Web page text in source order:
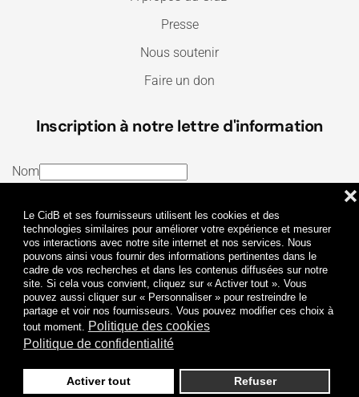
Le CidB et ses fournisseurs utilisent les cookies et des
technologies similaires pour améliorer votre expérience et mesurer
vos interactions avec notre site internet et nos services. Nous
pouvons ainsi vous fournir des informations pertinentes dans le
cadre de vos recherches et dans les contenus diffusées sur notre
site. Si cela vous convient, cliquez sur « Activer tout ». Vous
pouvez aussi cliquer sur « Personnaliser » pour restreindre le
partage et voir nos fournisseurs. Vous pouvez modifier ces choix à
tout moment. Politique des cookies
Politique de confidentialité
Activer tout Refuser
❌
Presse
Nous soutenir
Faire un don
Inscription à notre lettre d'information
Nom
J’ai lu et j’accepte lesTermes et conditionset la
Politique de confidentialité
Je m'abonne